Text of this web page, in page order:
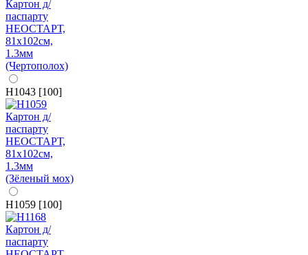
H1043 [100]
H1059 [100]